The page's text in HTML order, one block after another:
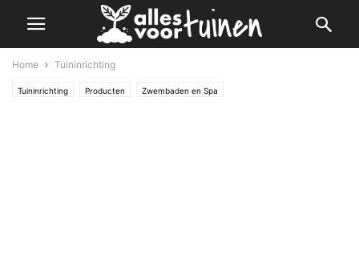
Home Tuininrichting
Tuininrichting Producten Zwembaden en Spa